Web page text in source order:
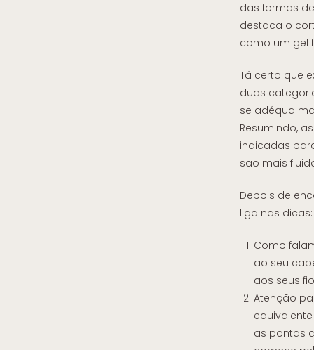
das formas
destaca o
como um gel
Tá certo que
duas
se adéqua
Resumindo,
indicadas
são mais
Depois de
liga nas dicas:
Como
ao seu
aos seus
Atenção
as pontas